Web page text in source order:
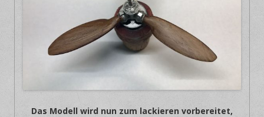
Das Modell wird nun zum lackieren vorbereitet,